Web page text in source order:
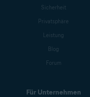
Sicherheit
Privatsphäre
Leistung
Blog
Forum
Für Unternehmen